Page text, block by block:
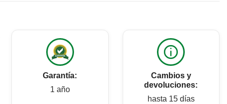
Garantía:
1 año
Cambios y
devoluciones:
hasta 15 días